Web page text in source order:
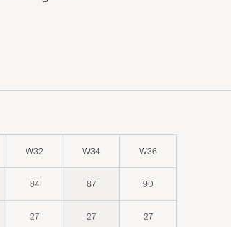
W32 W34 W36
84 87 90
27 27 27